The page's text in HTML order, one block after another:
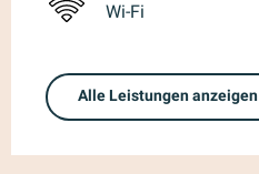
Wi-Fi
Alle Leistungen anzeigen